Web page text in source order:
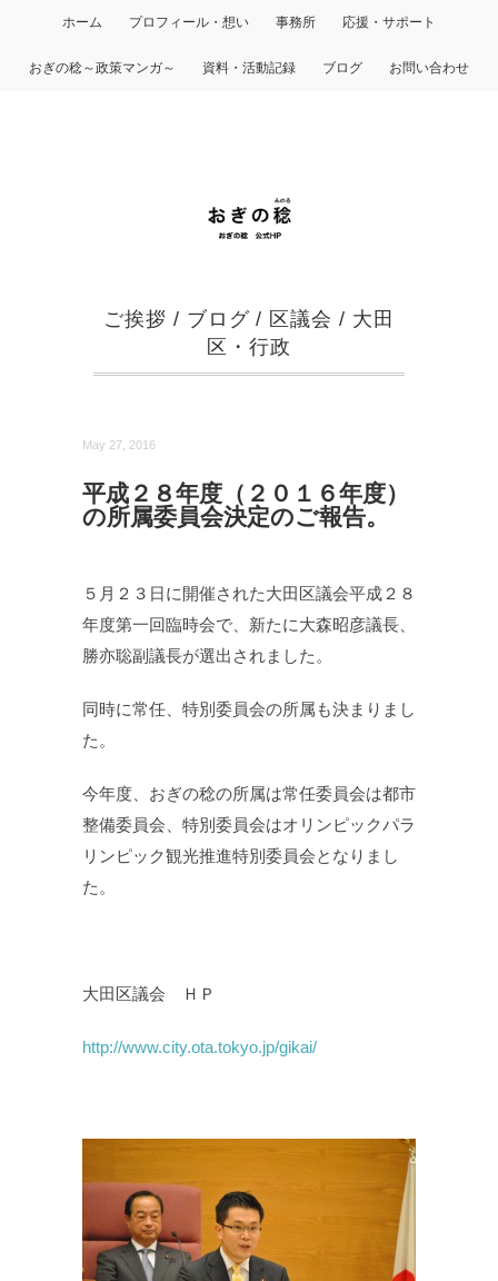
ホーム プロフィール・想い 事務所 応援・サポート
おぎの稔～政策マンガ～ 資料・活動記録 ブログ お問い合わせ
ご挨拶 / ブログ/ 区議会 / 大田
区・行政
May 27, 2016
平成２８年度（２０１６年度）
の所属委員会決定のご報告。
５月２３日に開催された大田区議会平成２８
年度第一回臨時会で、新たに大森昭彦議長、
勝亦聡副議長が選出されました。
同時に常任、特別委員会の所属も決まりまし
た。
今年度、おぎの稔の所属は常任委員会は都市
整備委員会、特別委員会はオリンピックパラ
リンピック観光推進特別委員会となりまし
た。
大田区議会 ＨＰ
http://www.city.ota.tokyo.jp/gikai/